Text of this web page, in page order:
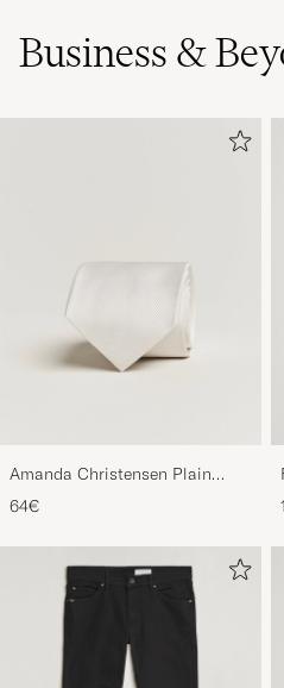
Business &
Amanda Christensen Plain
Classic Tie 8 cm White
64€